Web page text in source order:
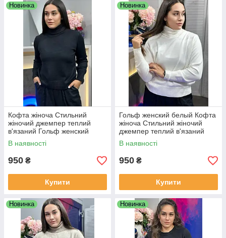
Новинка
Кофта жіноча Стильний
жіночий джемпер теплий
в'язаний Гольф женский
черный
В наявності
950 ₴
Купити
Новинка
Гольф женский белый Кофта
жіноча Стильний жіночий
джемпер теплий в'язаний
В наявності
950 ₴
Купити
Новинка Новинка